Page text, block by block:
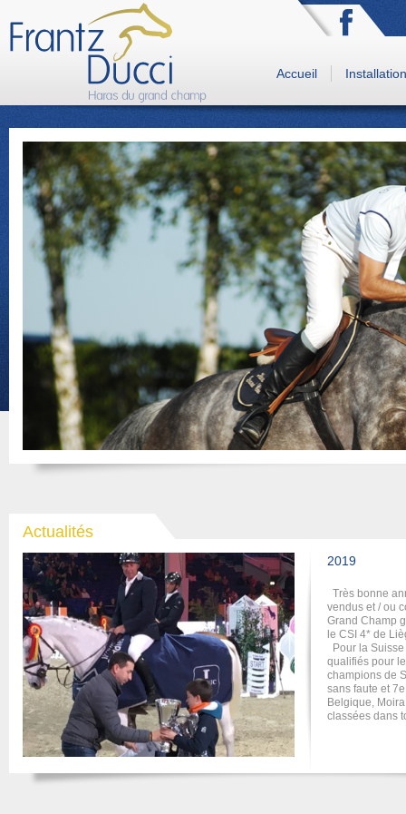
Accueil
Actualités
2021
Malgrés ces
chevaux ont
C-Lena Du
la calification
de la qualif du
Cyrus du
critérium des 4
Cybelle, se
de Baudour
même